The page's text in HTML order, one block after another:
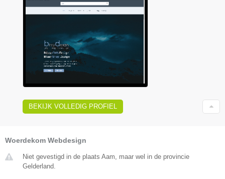
BEKIJK VOLLEDIG PROFIEL
Woerdekom Webdesign
Niet gevestigd in de plaats Aam, maar wel in de provincie
Gelderland.